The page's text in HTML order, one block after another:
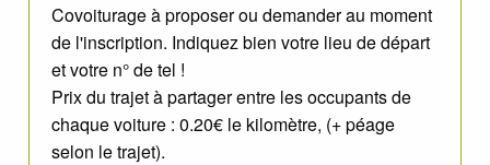
Covoiturage à proposer ou demander au moment
de l'inscription. Indiquez bien votre lieu de départ
et votre n° de tel !
Prix du trajet à partager entre les occupants de
chaque voiture : 0.20€ le kilomètre, (+ péage
selon le trajet).